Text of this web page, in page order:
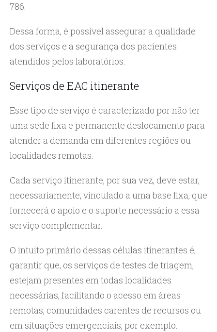
786.
Dessa forma, é possível assegurar a qualidade
dos serviços e a segurança dos pacientes
atendidos pelos laboratórios.
Serviços de EAC itinerante
Esse tipo de serviço é caracterizado por não ter
uma sede fixa e permanente deslocamento para
atender a demanda em diferentes regiões ou
localidades remotas.
Cada serviço itinerante, por sua vez, deve estar,
necessariamente, vinculado a uma base fixa, que
fornecerá o apoio e o suporte necessário a essa
serviço complementar.
O intuito primário dessas células itinerantes é,
garantir que, os serviços de testes de triagem,
estejam presentes em todas localidades
necessárias, facilitando o acesso em áreas
remotas, comunidades carentes de recursos ou
em situações emergenciais, por exemplo.